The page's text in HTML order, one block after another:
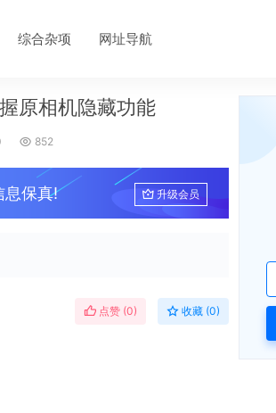
综合杂项 网址导航
原相机隐藏功能
852
息保真! 升级会员
点赞 (0) 收藏 (0)